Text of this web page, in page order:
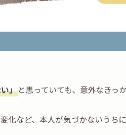
」 と思っていても、意外なきっ
化など、本人が気づかないうち